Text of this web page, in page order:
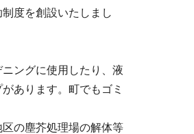
度を創設いたしまし
ングに使用したり、液
あります。町でもゴミ
の塵芥処理場の解体等